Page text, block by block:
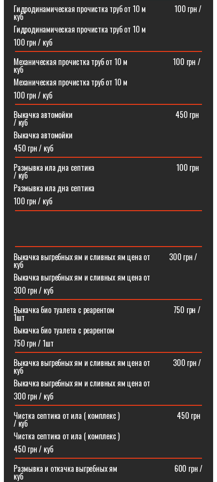
Гидродинамическая прочистка труб от 10 м⠀⠀⠀⠀⠀100 грн /
куб
Гидродинамическая прочистка труб от 10 м
100 грн / куб
Механическая прочистка труб от 10 м⠀⠀⠀⠀⠀⠀⠀⠀100 грн /
куб
Механическая прочистка труб от 10 м
100 грн / куб
Выкачка автомойки⠀⠀⠀⠀⠀⠀⠀⠀⠀⠀⠀⠀⠀⠀⠀⠀⠀⠀450 грн
/ куб
Выкачка автомойки
450 грн / куб
Размывка ила дна септика ⠀⠀⠀⠀⠀⠀⠀⠀⠀⠀⠀⠀⠀⠀100 грн
/ куб
Размывка ила дна септика
100 грн / куб
Выкачка выгребных ям и сливных ям цена от ⠀⠀⠀300 грн /
куб
Выкачка выгребных ям и сливных ям цена от
300 грн / куб
Выкачка био туалета с реарентом ⠀⠀⠀⠀⠀⠀⠀⠀⠀⠀750 грн /
1шт
Выкачка био туалета с реарентом
750 грн / 1шт
Выкачка выгребных ям и сливных ям цена от⠀⠀⠀⠀300 грн /
куб
Выкачка выгребных ям и сливных ям цена от
300 грн / куб
Чистка септика от ила ( комплекс )⠀⠀⠀⠀⠀⠀⠀⠀⠀⠀450 грн
/ куб
Чистка септика от ила ( комплекс )
450 грн / куб
Размывка и откачка выгребных ям⠀⠀⠀⠀⠀⠀⠀⠀⠀⠀600 грн /
куб